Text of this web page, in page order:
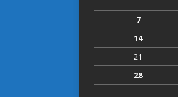
7
14
21
28